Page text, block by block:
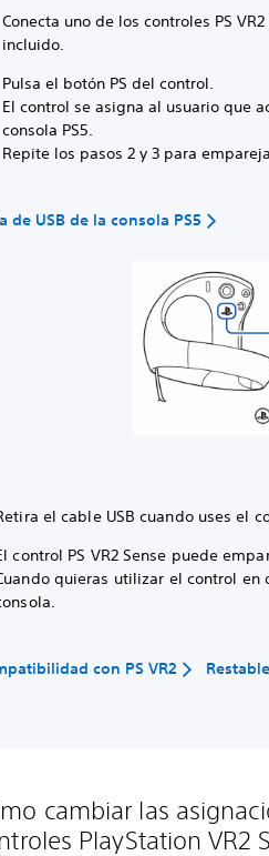
Conecta uno de los controles PS
incluido.
Pulsa el botón PS del control.
El control se asigna al usuario que
consola PS5.
Repite los pasos 2 y 3 para
de USB de la consola PS5
el cable USB cuando uses el
control PS VR2 Sense puede
quieras utilizar el control en
con PS VR2
cambiar las
PlayStation VR2